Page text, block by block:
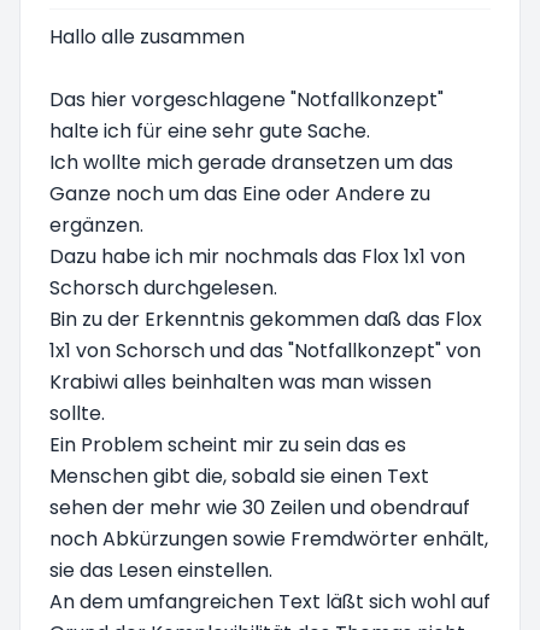
Hallo alle zusammen
Das hier vorgeschlagene "Notfallkonzept"
halte ich für eine sehr gute Sache.
Ich wollte mich gerade dransetzen um das
Ganze noch um das Eine oder Andere zu
ergänzen.
Dazu habe ich mir nochmals das Flox 1x1 von
Schorsch durchgelesen.
Bin zu der Erkenntnis gekommen daß das Flox
1x1 von Schorsch und das "Notfallkonzept" von
Krabiwi alles beinhalten was man wissen
sollte.
Ein Problem scheint mir zu sein das es
Menschen gibt die, sobald sie einen Text
sehen der mehr wie 30 Zeilen und obendrauf
noch Abkürzungen sowie Fremdwörter enhält,
sie das Lesen einstellen.
An dem umfangreichen Text läßt sich wohl auf